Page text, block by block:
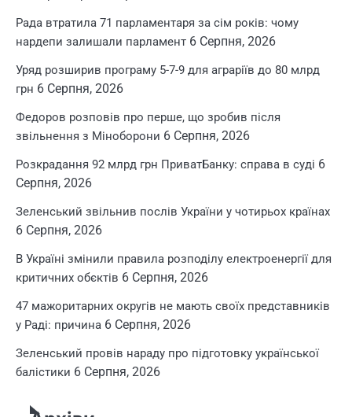
Рада втратила 71 парламентаря за сім років: чому
нардепи залишали парламент 6 Серпня, 2026
Уряд розширив програму 5-7-9 для аграріїв до 80 млрд
грн 6 Серпня, 2026
Федоров розповів про перше, що зробив після
звільнення з Міноборони 6 Серпня, 2026
Розкрадання 92 млрд грн ПриватБанку: справа в суді 6
Серпня, 2026
Зеленський звільнив послів України у чотирьох країнах
6 Серпня, 2026
В Україні змінили правила розподілу електроенергії для
критичних обєктів 6 Серпня, 2026
47 мажоритарних округів не мають своїх представників
у Раді: причина 6 Серпня, 2026
Зеленський провів нараду про підготовку української
балістики 6 Серпня, 2026